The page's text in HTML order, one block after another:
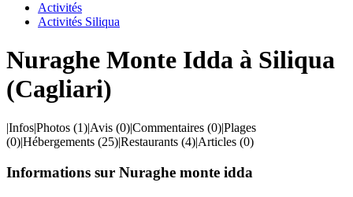
Activités
Activités Siliqua
Nuraghe Monte Idda à Siliqua
(Cagliari)
|Infos|Photos (1)|Avis (0)|Commentaires (0)|Plages
(0)|Hébergements (25)|Restaurants (4)|Articles (0)
Informations sur Nuraghe monte idda